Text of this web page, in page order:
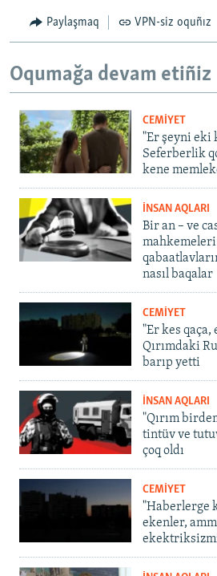
Paylaşmaq VPN-siz oquñız
Oqumağa devam etiñiz
CEMİYET
"Er şeyni eki
Seferberlik
kene
İNSAN AQLARI
Bir an – ve
nasıl baqalar
CEMİYET
"Er kes qaça,
Qırımdaki
barıp yetti
İNSAN AQLARI
"Qırım
tintüv ve
çoq oldı
CEMİYET
"Haberlerge
ekenler,